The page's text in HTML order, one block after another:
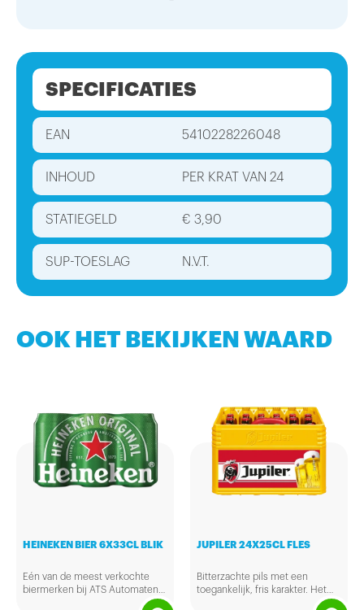
SPECIFICATIES
EAN 5410228226048
INHOUD PER KRAT VAN 24
STATIEGELD € 3,90
SUP-TOESLAG N.V.T.
OOK HET BEKIJKEN WAARD
HEINEKEN BIER 6X33CL BLIK
Eén van de meest verkochte
biermerken bij ATS Automaten
JUPILER 24X25CL FLES
Bitterzachte pils met een
toegankelijk, fris karakter. Het
heeft een aroma van hop en